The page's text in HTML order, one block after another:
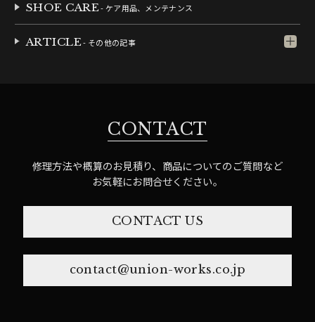
SHOE CARE- ケア用品、メンテナンス
ARTICLE- その他の記事
CONTACT
修理方法や概算のお見積り、商品についてのご質問など
お気軽にお問合せください。
CONTACT US
contact@union-works.co.jp